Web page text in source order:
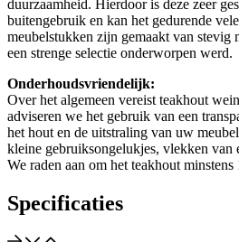
duurzaamheid. Hierdoor is deze zeer
buitengebruik en kan het gedurende
meubelstukken zijn gemaakt van stevig
een strenge selectie onderworpen werd.
Onderhoudsvriendelijk:
Over het algemeen vereist teakhout
adviseren we het gebruik van een
het hout en de uitstraling van uw
kleine gebruiksongelukjes, vlekken van
We raden aan om het teakhout
Specificaties